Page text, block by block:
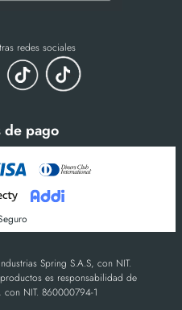
redes sociales
de pago
Spring S.A.S, con NIT.
es responsabilidad de
con NIT. 860000794-1